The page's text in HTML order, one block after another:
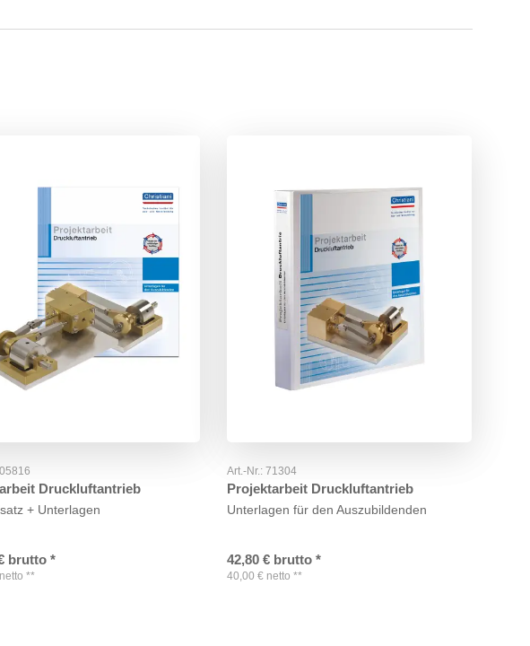
Druckluftantrieb
+ Unterlagen
brutto *
netto **
Art.-Nr.: 71304
Projektarbeit Druckluftantrieb
Unterlagen für den Auszubildenden
42,80 € brutto *
40,00 € netto **